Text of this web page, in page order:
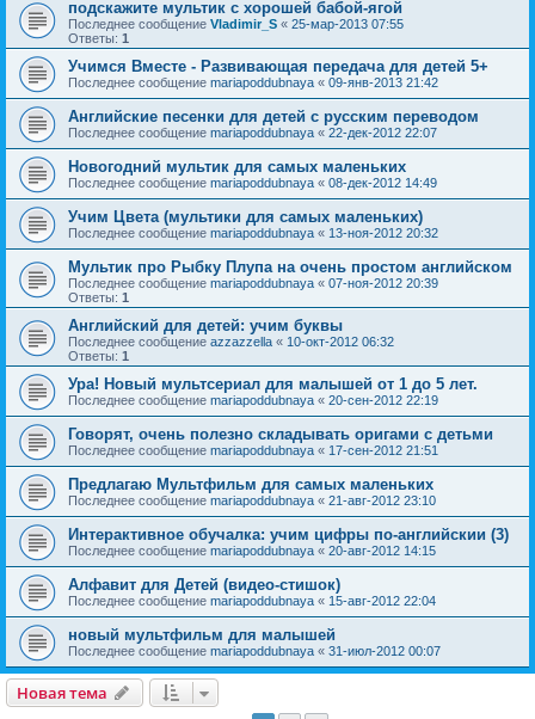
подскажите мультик с хорошей бабой-ягой
Последнее сообщение Vladimir_S « 25-мар-2013 07:55
Ответы: 1
Учимся Вместе - Развивающая передача для детей 5+
Последнее сообщение mariapoddubnaya « 09-янв-2013 21:42
Английские песенки для детей с русским переводом
Последнее сообщение mariapoddubnaya « 22-дек-2012 22:07
Новогодний мультик для самых маленьких
Последнее сообщение mariapoddubnaya « 08-дек-2012 14:49
Учим Цвета (мультики для самых маленьких)
Последнее сообщение mariapoddubnaya « 13-ноя-2012 20:32
Мультик про Рыбку Плупа на очень простом английском
Последнее сообщение mariapoddubnaya « 07-ноя-2012 20:39
Ответы: 1
Английский для детей: учим буквы
Последнее сообщение azzazzella « 10-окт-2012 06:32
Ответы: 1
Ура! Новый мультсериал для малышей от 1 до 5 лет.
Последнее сообщение mariapoddubnaya « 20-сен-2012 22:19
Говорят, очень полезно складывать оригами с детьми
Последнее сообщение mariapoddubnaya « 17-сен-2012 21:51
Предлагаю Мультфильм для самых маленьких
Последнее сообщение mariapoddubnaya « 21-авг-2012 23:10
Интерактивное обучалка: учим цифры по-английскии (3)
Последнее сообщение mariapoddubnaya « 20-авг-2012 14:15
Алфавит для Детей (видео-стишок)
Последнее сообщение mariapoddubnaya « 15-авг-2012 22:04
новый мультфильм для малышей
Последнее сообщение mariapoddubnaya « 31-июл-2012 00:07
Новая тема